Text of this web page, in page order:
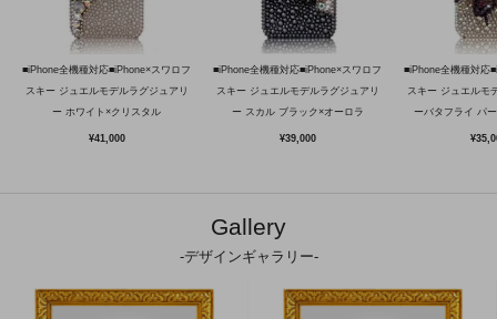
■iPhone全機種対応■iPhone×スワロフ
スキー ジュエルモデルラグジュアリ
ー ホワイト×クリスタル
¥41,000
■iPhone全機種対応■iPhone×スワロフ
スキー ジュエルモデルラグジュアリ
ー スカル ブラック×オーロラ
¥39,000
■iPhone全機種対応
スキー ジュエルモ
ーバタフライ パ
Gallery
-デザインギャラリー-